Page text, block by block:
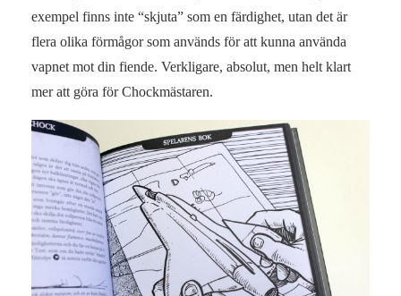
exempel finns inte “skjuta” som en färdighet, utan det är
flera olika förmågor som används för att kunna använda
vapnet mot din fiende. Verkligare, absolut, men helt klart
mer att göra för Chockmästaren.